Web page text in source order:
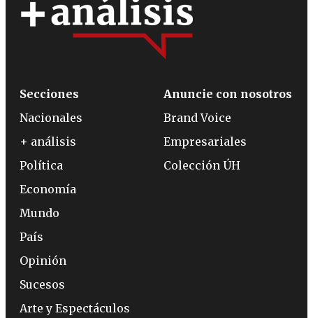
Secciones
Nacionales
+ análisis
Política
Economía
Mundo
País
Opinión
Sucesos
Arte y Espectáculos
Anuncie con nosotros
Brand Voice
Empresariales
Colección ÚH